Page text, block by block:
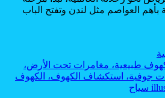
بأهم العواصم مثل لندن وتفتح الباب